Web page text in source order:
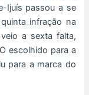
Ijuís passou a se
infração na
a sexta falta,
escolhido para a
para a marca do